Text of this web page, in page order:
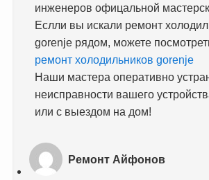
инженеров офицальной
Еслли вы искали ремонт
gorenje рядом, можете
ремонт холодильников gorenje
Наши мастера оперативно
неисправности вашего
или с выездом на дом!
Ремонт Айфонов